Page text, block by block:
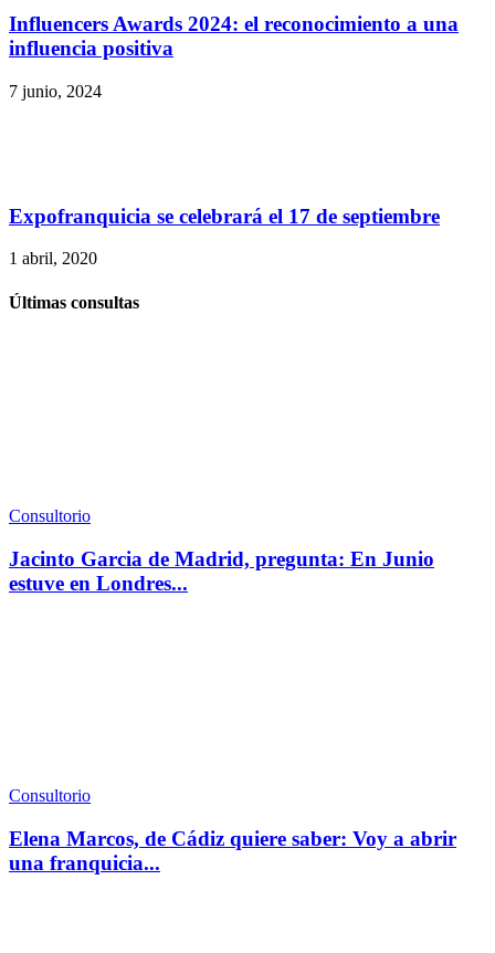
Influencers Awards 2024: el reconocimiento a una
influencia positiva
7 junio, 2024
Expofranquicia se celebrará el 17 de septiembre
1 abril, 2020
Últimas consultas
Consultorio
Jacinto Garcia de Madrid, pregunta: En Junio
estuve en Londres...
Consultorio
Elena Marcos, de Cádiz quiere saber: Voy a abrir
una franquicia...